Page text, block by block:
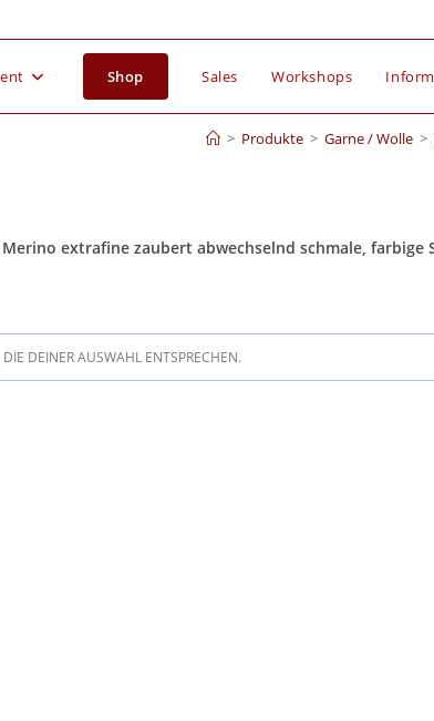
Shop Sales Workshops
> Produkte > Garne / Wolle >
extrafine zaubert abwechselnd schmale, farbige
DEINER AUSWAHL ENTSPRECHEN.